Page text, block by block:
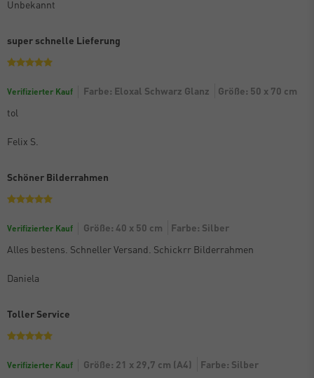
Unbekannt
super schnelle Lieferung
Verifizierter Kauf Farbe: Eloxal Schwarz Glanz
Größe: 50 x 70 cm
tol
Felix S.
Schöner Bilderrahmen
Verifizierter Kauf Größe: 40 x 50 cm
Farbe: Silber
Alles bestens. Schneller Versand. Schickrr Bilderrahmen
Daniela
Toller Service
Verifizierter Kauf Größe: 21 x 29,7 cm (A4)
Farbe: Silber